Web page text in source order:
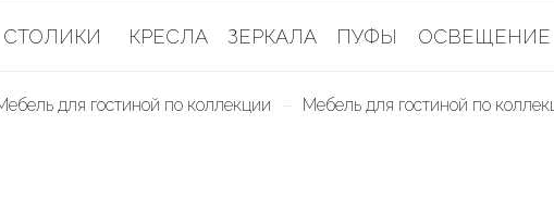
СТОЛИКИ КРЕСЛА ЗЕРКАЛА ПУФЫ ОСВЕЩЕНИЕ
для гостиной по коллекции Мебель для гостиной по